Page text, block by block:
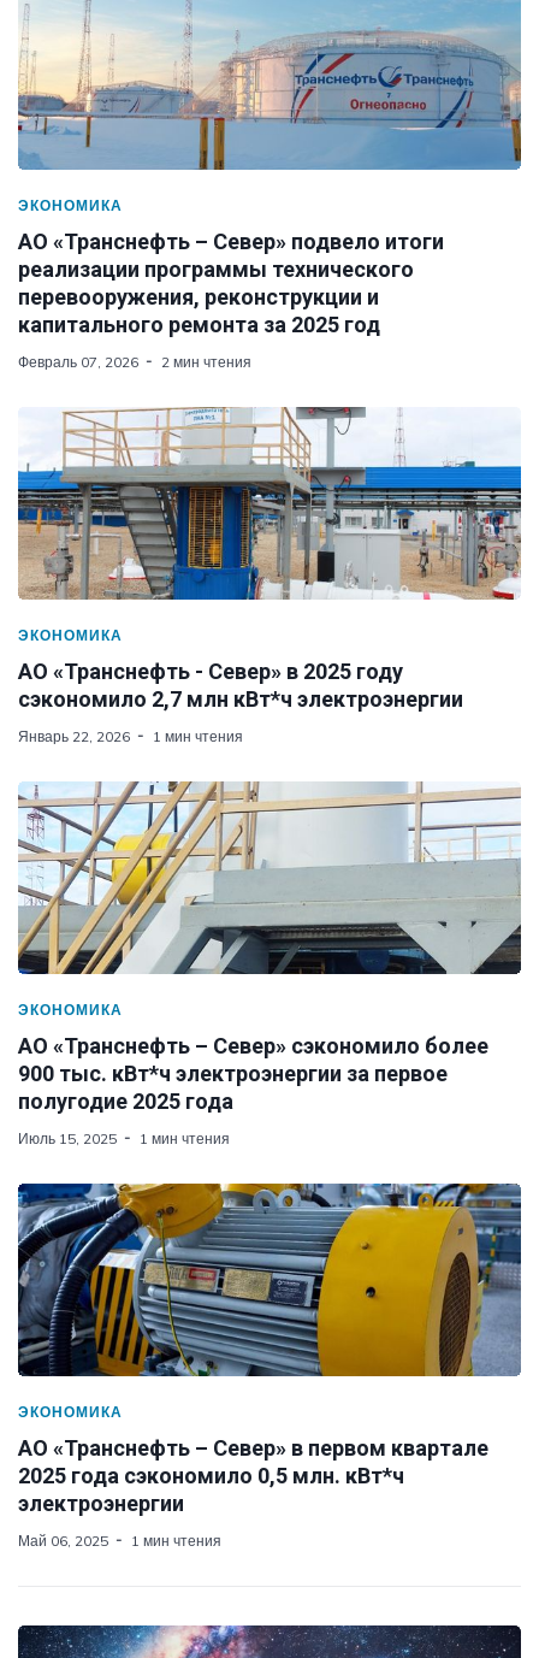
ЭКОНОМИКА
АО «Транснефть – Север» подвело итоги
реализации программы технического
перевооружения, реконструкции и
капитального ремонта за 2025 год
Февраль 07, 2026 2 мин чтения
ЭКОНОМИКА
АО «Транснефть - Север» в 2025 году
сэкономило 2,7 млн кВт*ч электроэнергии
Январь 22, 2026 1 мин чтения
ЭКОНОМИКА
АО «Транснефть – Север» сэкономило более
900 тыс. кВт*ч электроэнергии за первое
полугодие 2025 года
Июль 15, 2025 1 мин чтения
ЭКОНОМИКА
АО «Транснефть – Север» в первом квартале
2025 года сэкономило 0,5 млн. кВт*ч
электроэнергии
Май 06, 2025 1 мин чтения